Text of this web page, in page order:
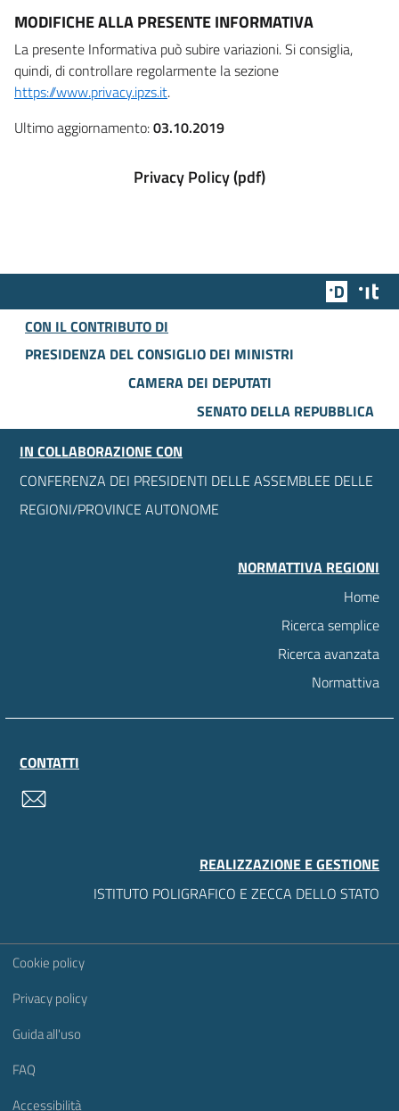
MODIFICHE ALLA PRESENTE INFORMATIVA
La presente Informativa può subire variazioni. Si consiglia,
quindi, di controllare regolarmente la sezione
https://www.privacy.ipzs.it.
Ultimo aggiornamento:03.10.2019
Privacy Policy (pdf)
Team
CON IL CONTRIBUTO DI
PRESIDENZA DEL CONSIGLIO DEI MINISTRI
CAMERA DEI DEPUTATI
SENATO DELLA REPUBBLICA
IN COLLABORAZIONE CON
CONFERENZA DEI PRESIDENTI DELLE ASSEMBLEE DELLE
REGIONI/PROVINCE AUTONOME
NORMATTIVA REGIONI
Home
Ricerca semplice
Ricerca avanzata
Normattiva
CONTATTI
REALIZZAZIONE E GESTIONE
ISTITUTO POLIGRAFICO E ZECCA DELLO STATO
Sezione Link Utili
Cookie policy
Privacy policy
Guida all'uso
FAQ
Accessibilità